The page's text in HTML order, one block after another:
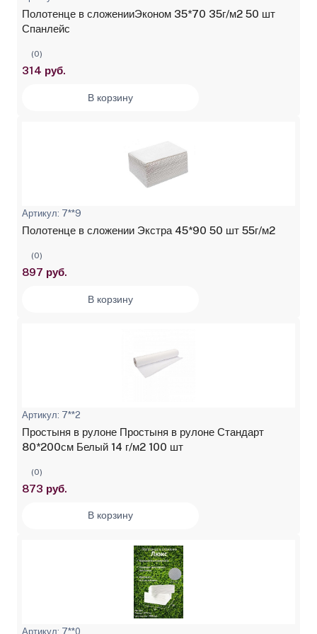
Полотенце в сложенииЭконом 35*70 35г/м2 50 шт
Спанлейс
(0)
314 руб.
В корзину
Артикул: 7**9
Полотенце в сложении Экстра 45*90 50 шт 55г/м2
(0)
897 руб.
В корзину
Артикул: 7**2
Простыня в рулоне Простыня в рулоне Стандарт
80*200см Белый 14 г/м2 100 шт
(0)
873 руб.
В корзину
Артикул: 7**0